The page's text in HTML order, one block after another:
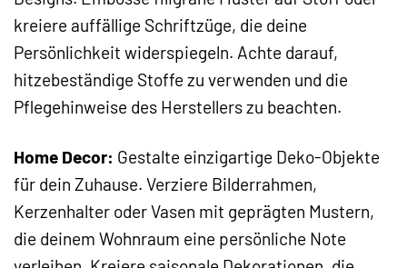
kreiere auffällige Schriftzüge, die deine
Persönlichkeit widerspiegeln. Achte darauf,
hitzebeständige Stoffe zu verwenden und die
Pflegehinweise des Herstellers zu beachten.
Home Decor: Gestalte einzigartige Deko-Objekte
für dein Zuhause. Verziere Bilderrahmen,
Kerzenhalter oder Vasen mit geprägten Mustern,
die deinem Wohnraum eine persönliche Note